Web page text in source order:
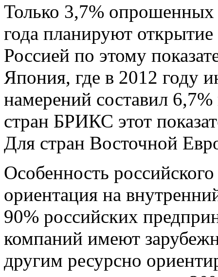
Только 3,7%
года планируют открытие
Россией по этому
Япония, где в 2012 году
намерений составил
стран БРИКС этот
Для стран Восточной
Особенность
ориентация на
90% российских
компаний имеют
другим ресурсно